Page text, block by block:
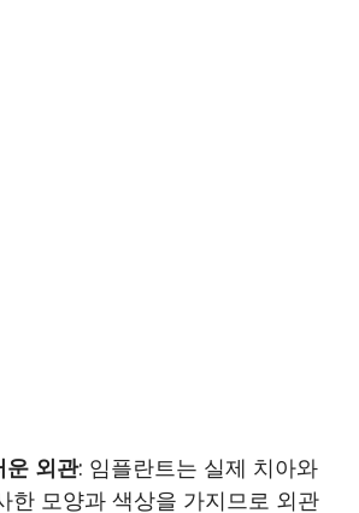
운 외관: 임플란트는 실제 치아와
한 모양과 색상을 가지므로 외관